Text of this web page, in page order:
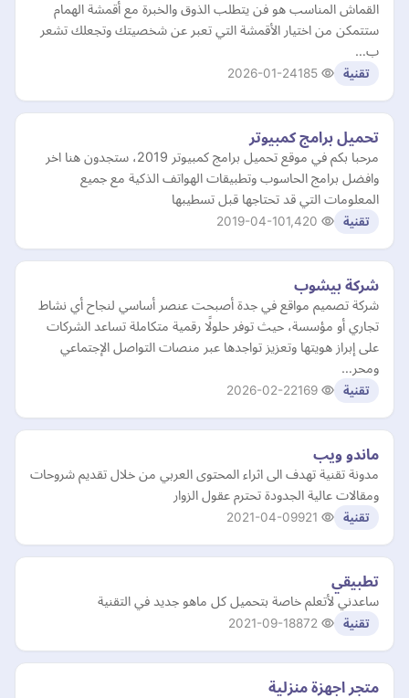
القماش المناسب هو فن يتطلب الذوق والخبرة مع أقمشة الهمام
ستتمكن من اختيار الأقمشة التي تعبر عن شخصيتك وتجعلك تشعر
ب…
تقنية 2026-01-24
تحميل برامج كمبيوتر
مرحبا بكم في موقع تحميل برامج كمبيوتر 2019، ستجدون هنا اخر
وافضل برامج الحاسوب وتطبيقات الهواتف الذكية مع جميع
المعلومات التي قد تحتاجها قبل تسطيبها
تقنية 2019-04-10
شركة بيشوب
شركة تصميم مواقع في جدة أصبحت عنصر أساسي لنجاح أي نشاط
تجاري أو مؤسسة، حيث توفر حلولًا رقمية متكاملة تساعد الشركات
على إبراز هويتها وتعزيز تواجدها عبر منصات التواصل الإجتماعي
ومحر…
تقنية 2026-02-22
ماندو ويب
مدونة تقنية تهدف الى اثراء المحتوى العربي من خلال تقديم شروحات
ومقالات عالية الجدودة تحترم عقول الزوار
تقنية 2021-04-09
تطبيقي
ساعدني لأتعلم خاصة بتحميل كل ماهو جديد في التقنية
تقنية 2021-09-18
متجر اجهزة منزلية